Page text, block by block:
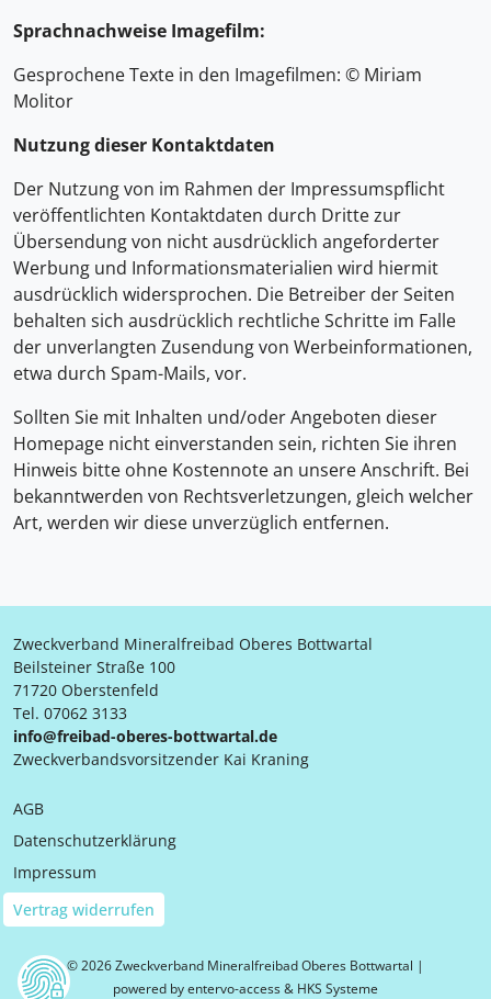
Sprachnachweise Imagefilm:
Gesprochene Texte in den Imagefilmen: © Miriam
Molitor
Nutzung dieser Kontaktdaten
Der Nutzung von im Rahmen der Impressumspflicht
veröffentlichten Kontaktdaten durch Dritte zur
Übersendung von nicht ausdrücklich angeforderter
Werbung und Informationsmaterialien wird hiermit
ausdrücklich widersprochen. Die Betreiber der Seiten
behalten sich ausdrücklich rechtliche Schritte im Falle
der unverlangten Zusendung von Werbeinformationen,
etwa durch Spam-Mails, vor.
Sollten Sie mit Inhalten und/oder Angeboten dieser
Homepage nicht einverstanden sein, richten Sie ihren
Hinweis bitte ohne Kostennote an unsere Anschrift. Bei
bekanntwerden von Rechtsverletzungen, gleich welcher
Art, werden wir diese unverzüglich entfernen.
Zweckverband Mineralfreibad Oberes Bottwartal
Beilsteiner Straße 100
71720 Oberstenfeld
Tel. 07062 3133
info@freibad-oberes-bottwartal.de
Zweckverbandsvorsitzender Kai Kraning
AGB
Datenschutzerklärung
Impressum
Vertrag widerrufen
© 2026 Zweckverband Mineralfreibad Oberes Bottwartal |
powered by entervo-access & HKS Systeme